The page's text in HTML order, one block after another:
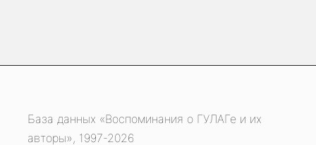
База данных «Воспоминания о ГУЛАГе и их
авторы», 1997-2026